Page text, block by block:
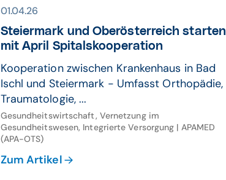
01.04.26
Steier­mark und Ober­öster­reich starten
mit April Spitals­ko­ope­ration
Kooperation zwischen Krankenhaus in Bad
Ischl und Steiermark - Umfasst Orthopädie,
Traumatologie, ...
Gesundheitswirtschaft, Vernetzung im
Gesundheitswesen, Integrierte Versorgung | APAMED
(APA-OTS)
Zum Artikel